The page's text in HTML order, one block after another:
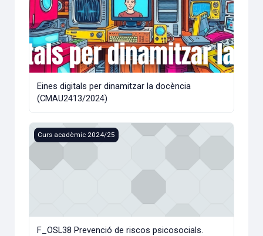
Eines digitals per dinamitzar la docència
(CMAU2413/2024)
F_OSL38 Prevenció de riscos psicosocials. Protocol per
Curs acadèmic 2024/25
F_OSL38 Prevenció de riscos psicosocials.